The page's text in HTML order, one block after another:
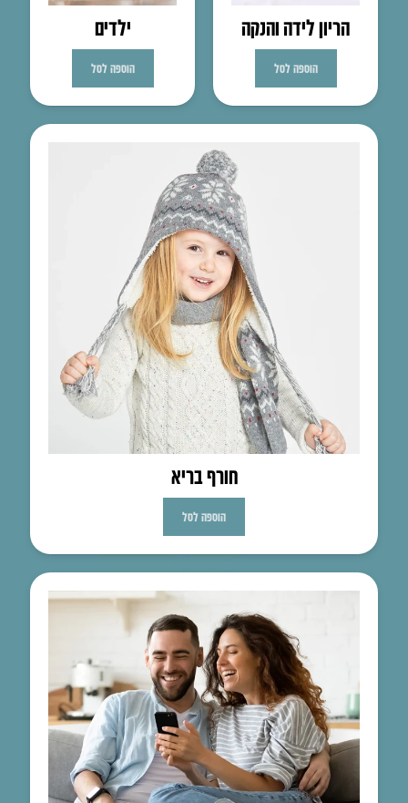
הריון לידה והנקה
הוספה לסל
ילדים
הוספה לסל
חורף בריא
הוספה לסל